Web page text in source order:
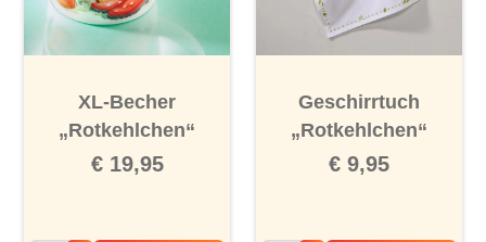
XL-Becher
„Rotkehlchen“
€ 19,95
Geschirrtuch
„Rotkehlchen“
€ 9,95